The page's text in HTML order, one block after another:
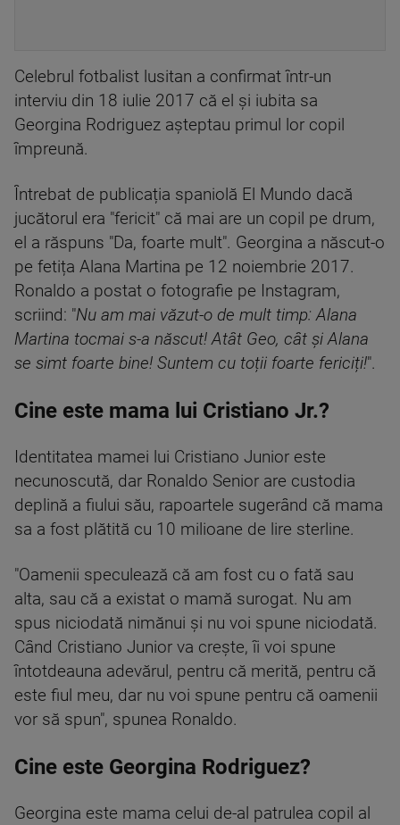
Celebrul fotbalist lusitan a confirmat într-un
interviu din 18 iulie 2017 că el și iubita sa
Georgina Rodriguez așteptau primul lor copil
împreună.
Întrebat de publicația spaniolă El Mundo dacă
jucătorul era "fericit" că mai are un copil pe drum,
el a răspuns "Da, foarte mult". Georgina a născut-o
pe fetița Alana Martina pe 12 noiembrie 2017.
Ronaldo a postat o fotografie pe Instagram,
scriind: "Nu am mai văzut-o de mult timp: Alana
Martina tocmai s-a născut! Atât Geo, cât și Alana
se simt foarte bine! Suntem cu toții foarte fericiți!".
Cine este mama lui Cristiano Jr.?
Identitatea mamei lui Cristiano Junior este
necunoscută, dar Ronaldo Senior are custodia
deplină a fiului său, rapoartele sugerând că mama
sa a fost plătită cu 10 milioane de lire sterline.
"Oamenii speculează că am fost cu o fată sau
alta, sau că a existat o mamă surogat. Nu am
spus niciodată nimănui și nu voi spune niciodată.
Când Cristiano Junior va crește, îi voi spune
întotdeauna adevărul, pentru că merită, pentru că
este fiul meu, dar nu voi spune pentru că oamenii
vor să spun", spunea Ronaldo.
Cine este Georgina Rodriguez?
Georgina este mama celui de-al patrulea copil al